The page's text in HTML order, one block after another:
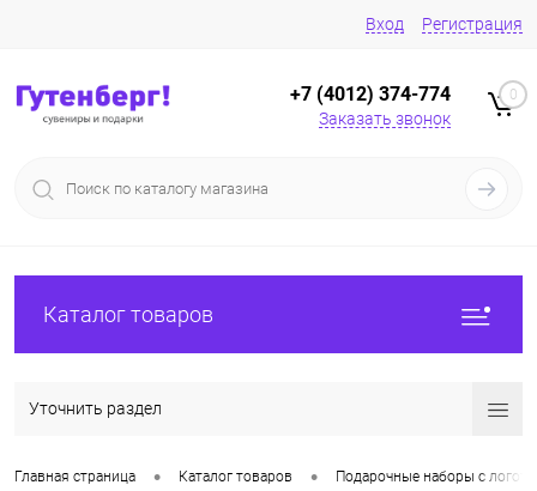
Вход Регистрация
+7 (4012) 374-774
Заказать звонок
0
Каталог товаров
Уточнить раздел
Главная страница • Каталог товаров • Подарочные наборы с